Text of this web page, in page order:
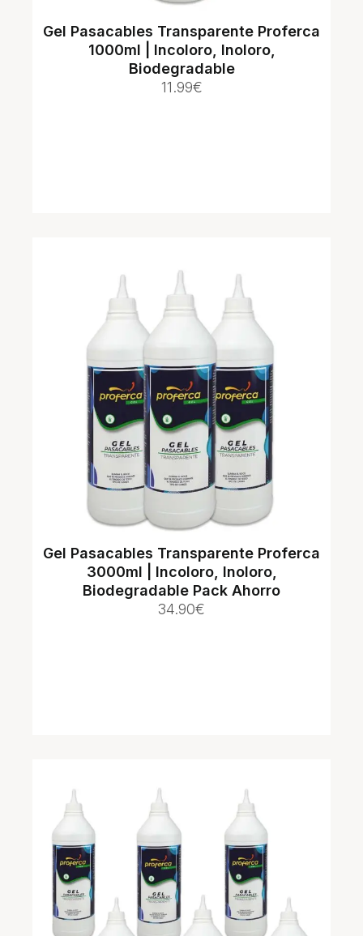
Gel Pasacables Transparente Proferca
1000ml | Incoloro, Inoloro,
Biodegradable
11.99€
Gel Pasacables Transparente Proferca
3000ml | Incoloro, Inoloro,
Biodegradable Pack Ahorro
34.90€